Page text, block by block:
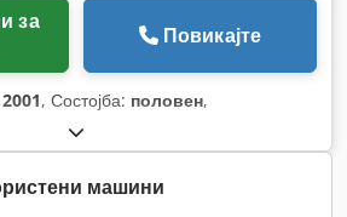
Повикајте
2001, Состојба: половен,
машини